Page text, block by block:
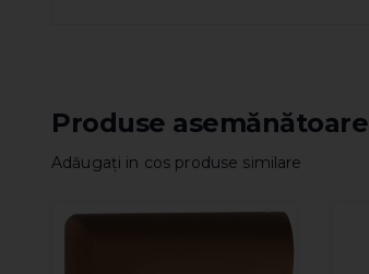
Produse asemănătoare
Adăugați in cos produse similare